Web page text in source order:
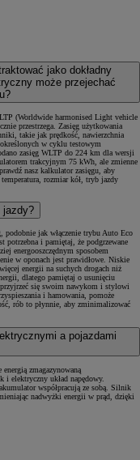
i rodzaju przechowywanego
i trwałość, ułatwiając
zabezpiecza przewożony
ubezpieczenia i gwarancji producenckiej.
finansowych dostosowanych do
stałych miesięcznych ratach.
własną i innymi profitami.
dostępna w sieci
tak, aby zapewnić Ci
otrzymasz niezbędną pomoc
którym można zaufać, korzystaj
jako dokładny
może przejechać
(Worldwide harmonised Light vehicle
przestrzega. Zasięg użytkowania
takie jak prędkość, nawierzchnia
w cyklu testowym
zasięg WLTP do 224 km dla wersji
trakcyjnym 75 kWh, ale zmienne
nasz kalkulator zasięgu, aby
rozmiar kół, tryb jazdy
jazdy?
jak włączenie trybu Auto Eco
potrzebna i pamiętaj, że podgrzewane
energooszczędnym sposobem
w oponach jest prawidłowe. Niskie
energii na suchych drogach niż
dlatego pamiętaj o usunięciu
się swoim nawykom i stylowi
i hamowania, pomoże
rób to płynnie, aby zminimalizować
a pojazdami
zmagazynowaną
i elektryczny układ napędowy.
współpracują ze sobą. Silnik
nadwyżki energii w prąd, dzięki